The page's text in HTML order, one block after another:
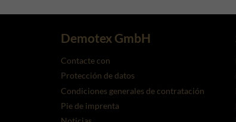
Demotex GmbH
Contacte con
Protección de datos
Condiciones generales de contratación
Pie de imprenta